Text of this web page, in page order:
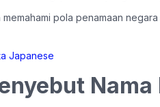
pola penamaan